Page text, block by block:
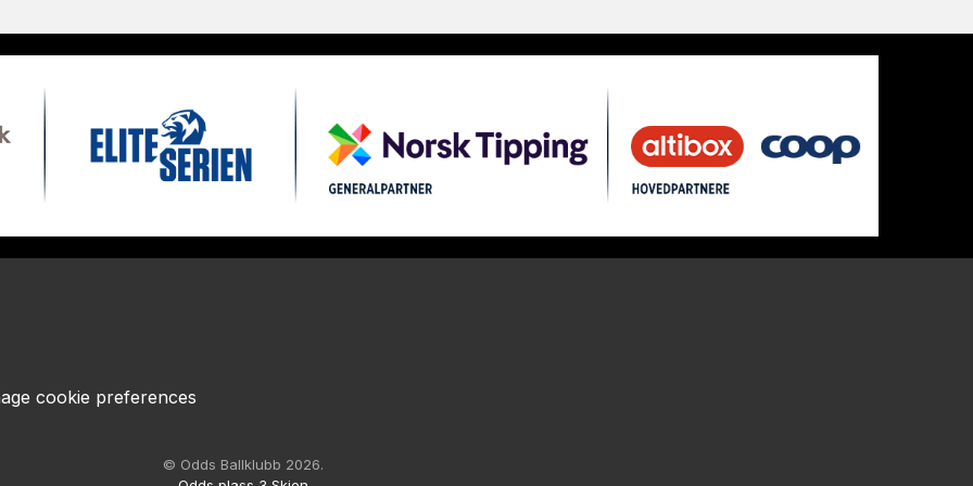
cookie preferences
© Odds Ballklubb 2026.